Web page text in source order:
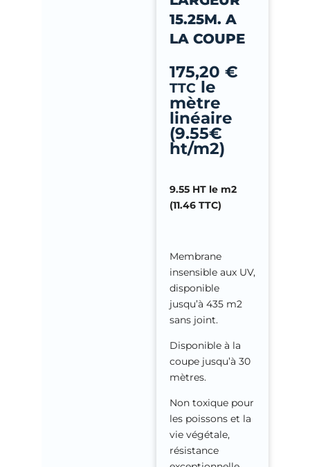
15.25M. A
LA COUPE
175,20 €
TTCle
mètre
linéaire
(9.55€
ht/m2)
9.55 HT le m2
(11.46 TTC)
Membrane
insensible aux UV,
disponible
jusqu’à 435 m2
sans joint.
Disponible à la
coupe jusqu’à 30
mètres.
Non toxique pour
les poissons et la
vie végétale,
résistance